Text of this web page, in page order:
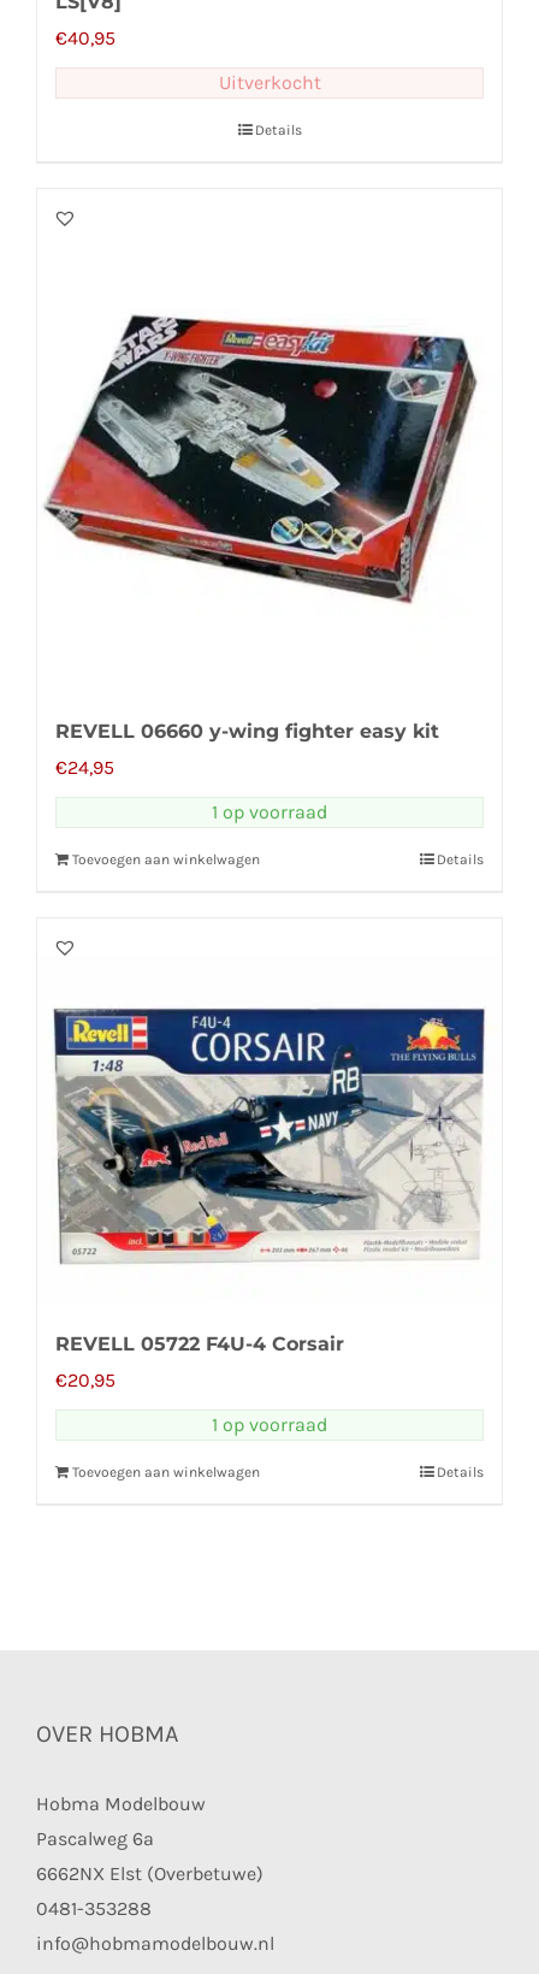
€40,95
Uitverkocht
Details
REVELL 06660 y-wing fighter easy kit
€24,95
1 op voorraad
Toevoegen aan winkelwagen Details
REVELL 05722 F4U-4 Corsair
€20,95
1 op voorraad
Toevoegen aan winkelwagen Details
OVER HOBMA
Hobma Modelbouw
Pascalweg 6a
6662NX Elst (Overbetuwe)
0481-353288
info@hobmamodelbouw.nl